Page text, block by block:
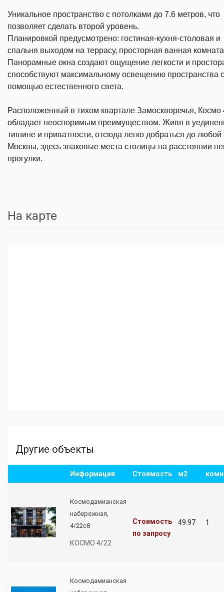
Уникальное пространство с потолками до 7.6 метров, что
позволяет сделать второй уровень.
Планировкой предусмотрено: гостиная-кухня-столовая и
спальня выходом на террасу, просторная ванная
Панорамные окна создают ощущение легкости и
способствуют максимальному освещению пространства с
помощью естественного света.
Расположенный в тихом квартале Замоскворечья, Космо
обладает неоспоримым преимуществом. Живя в
тишине и приватности, отсюда легко добраться до любой
Москвы, здесь знаковые места столицы на расстоянии
прогулки.
На карте
Другие объекты
Информация Стоимость м2
Космодамианская
набережная,
4/22с8
КОСМО 4/22
Стоимость
по запросу
49.97 1
Космодамианская